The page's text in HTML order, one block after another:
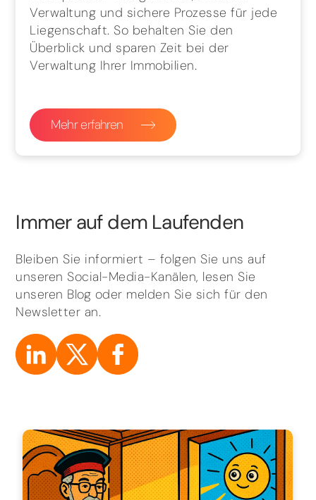
Verwaltung und sichere Prozesse für jede
Liegenschaft. So behalten Sie den
Überblick und sparen Zeit bei der
Verwaltung Ihrer Immobilien.
Mehr erfahren
Immer auf dem Laufenden
Bleiben Sie informiert – folgen Sie uns auf
unseren Social-Media-Kanälen, lesen Sie
unseren Blog oder melden Sie sich für den
Newsletter an.